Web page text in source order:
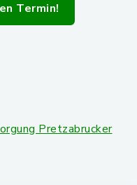
Termin!
Pretzabrucker